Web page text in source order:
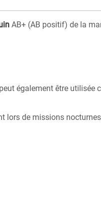
AB+ (AB positif) de la
également être
lors de missions